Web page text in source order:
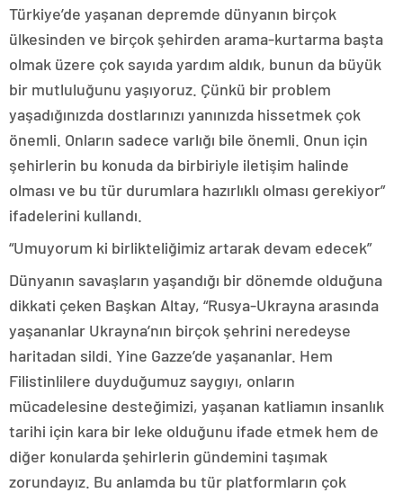
Türkiye’de yaşanan depremde dünyanın birçok
ülkesinden ve birçok şehirden arama-kurtarma başta
olmak üzere çok sayıda yardım aldık, bunun da büyük
bir mutluluğunu yaşıyoruz. Çünkü bir problem
yaşadığınızda dostlarınızı yanınızda hissetmek çok
önemli. Onların sadece varlığı bile önemli. Onun için
şehirlerin bu konuda da birbiriyle iletişim halinde
olması ve bu tür durumlara hazırlıklı olması gerekiyor”
ifadelerini kullandı.
“Umuyorum ki birlikteliğimiz artarak devam edecek”
Dünyanın savaşların yaşandığı bir dönemde olduğuna
dikkati çeken Başkan Altay, “Rusya-Ukrayna arasında
yaşananlar Ukrayna’nın birçok şehrini neredeyse
haritadan sildi. Yine Gazze’de yaşananlar. Hem
Filistinlilere duyduğumuz saygıyı, onların
mücadelesine desteğimizi, yaşanan katliamın insanlık
tarihi için kara bir leke olduğunu ifade etmek hem de
diğer konularda şehirlerin gündemini taşımak
zorundayız. Bu anlamda bu tür platformların çok